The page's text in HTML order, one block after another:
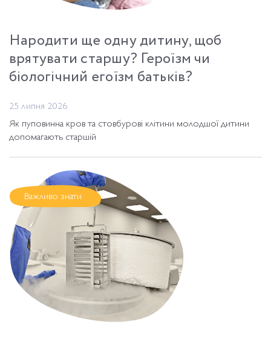
Народити ще одну дитину, щоб
врятувати старшу? Героїзм чи
біологічний егоїзм батьків?
25 липня 2026
Як пуповинна кров та стовбурові клітини молодшої дитини
допомагають старшій
Важливо знати